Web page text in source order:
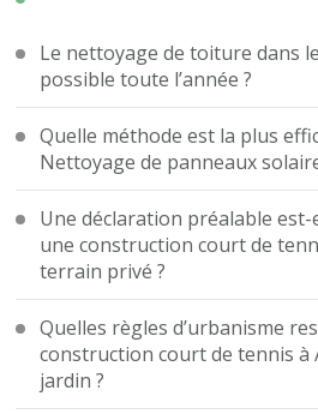
Le nettoyage de toiture dans
possible toute l’année ?
Quelle méthode est la plus
Nettoyage de panneaux
Une déclaration préalable
une construction court de
terrain privé ?
Quelles règles d’urbanisme
construction court de tennis à
jardin ?